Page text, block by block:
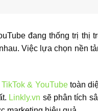
đang thống trị
Việc lựa chọn nền
& YouTubetoàn
Linkly.vn sẽ phân tích